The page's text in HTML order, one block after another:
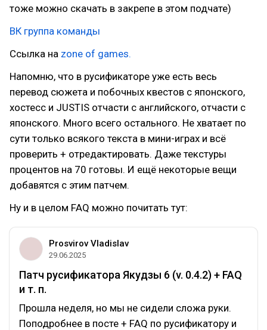
тоже можно скачать в закрепе в этом подчате)
ВК группа команды
Ссылка на zone of games.
Напомню, что в русификаторе уже есть весь
перевод сюжета и побочных квестов с японского,
хостесс и JUSTIS отчасти с английского, отчасти с
японского. Много всего остального. Не хватает по
сути только всякого текста в мини-играх и всё
проверить + отредактировать. Даже текстуры
процентов на 70 готовы. И ещё некоторые вещи
добавятся с этим патчем.
Ну и в целом FAQ можно почитать тут:
Prosvirov Vladislav
29.06.2025
Патч русификатора Якудзы 6 (v. 0.4.2) + FAQ
и т. п.
Прошла неделя, но мы не сидели сложа руки.
Поподробнее в посте + FAQ по русификатору и